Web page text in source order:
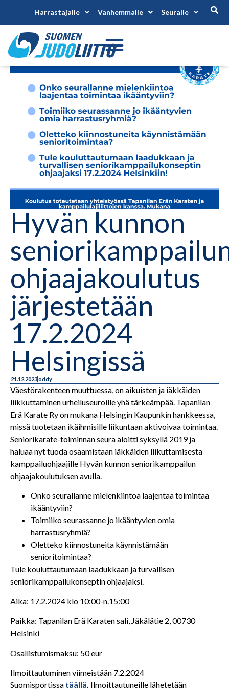
Harrastajalle Vanhemmalle Seuralle
Hyvän kunnon
ohjaajakoulutus
järjestetään
17.2.2024
Helsingissä
21.12.2023oddy
Väestörakenteen muuttuessa, on aikuisten ja iäkkäiden
liikkuttaminen urheiluseuroille yhä tärkeämpää. Tapanilan
Erä Karate Ry on mukana Helsingin Kaupunkin hankkeessa,
missä tuotetaan ikäihmisille liikuntaan aktivoivaa toimintaa.
Seniorikarate-toiminnan seura aloitti syksyllä 2019 ja
haluaa nyt tuoda osaamistaan iäkkäiden liikuttamisesta
kamppailuohjaajille Hyvän kunnon seniorikamppailun
ohjaajakoulutuksen avulla.
Onko seurallanne mielenkiintoa laajentaa toimintaa
ikääntyviin?
Toimiiko seurassanne jo ikääntyvien omia
harrastusryhmiä?
Oletteko kiinnostuneita käynnistämään
senioritoimintaa?
Tule kouluttautumaan laadukkaan ja turvallisen
seniorikamppailukonseptin ohjaajaksi.
Aika: 17.2.2024 klo 10:00-n.15:00
Paikka: Tapanilan Erä Karaten sali, Jäkälätie 2, 00730
Helsinki
Osallistumismaksu: 50 eur
Ilmoittautuminen viimeistään 7.2.2024
Suomisportissa täällä. Ilmoittautuneille lähetetään